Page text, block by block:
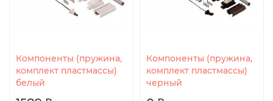
Компоненты (пружина,
комплект пластмассы)
белый
Компоненты (пружина,
комплект пластмассы)
черный